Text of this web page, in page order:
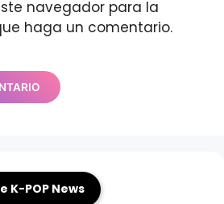
navegador para la
haga un comentario.
K-POP News